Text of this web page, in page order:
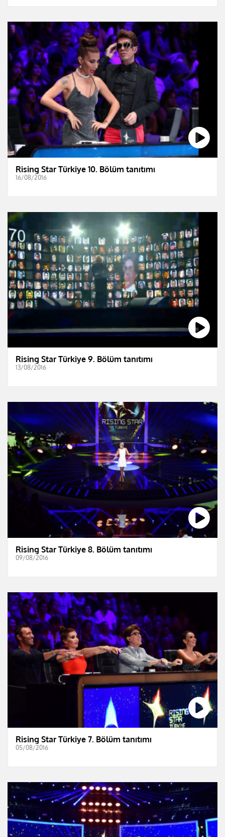
Rising Star Türkiye 10. Bölüm tanıtımı
16/08/2016
Rising Star Türkiye 9. Bölüm tanıtımı
13/08/2016
Rising Star Türkiye 8. Bölüm tanıtımı
09/08/2016
Rising Star Türkiye 7. Bölüm tanıtımı
05/08/2016